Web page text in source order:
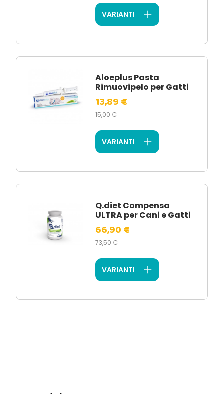
VARIANTI
Aloeplus Pasta
Rimuovipelo per Gatti
13,89 €
15,00 €
VARIANTI
Q.diet Compensa
ULTRA per Cani e Gatti
66,90 €
73,50 €
VARIANTI